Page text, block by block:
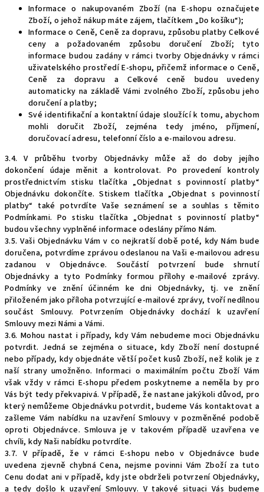
Informace o nakupovaném Zboží (na E-shopu označujete
Zboží, o jehož nákup máte zájem, tlačítkem „Do košíku“);
Informace o Ceně, Ceně za dopravu, způsobu platby Celkové
ceny a požadovaném způsobu doručení Zboží; tyto
informace budou zadány v rámci tvorby Objednávky v rámci
uživatelského prostředí E-shopu, přičemž informace o Ceně,
Ceně za dopravu a Celkové ceně budou uvedeny
automaticky na základě Vámi zvolného Zboží, způsobu jeho
doručení a platby;
Své identifikační a kontaktní údaje sloužící k tomu, abychom
mohli doručit Zboží, zejména tedy jméno, příjmení,
doručovací adresu, telefonní číslo a e-mailovou adresu.
3.4. V průběhu tvorby Objednávky může až do doby jejího
dokončení údaje měnit a kontrolovat. Po provedení kontroly
prostřednictvím stisku tlačítka „Objednat s povinností platby“
Objednávku dokončíte. Stiskem tlačítka „Objednat s povinností
platby“ také potvrdíte Vaše seznámení se a souhlas s těmito
Podmínkami. Po stisku tlačítka „Objednat s povinností platby“
budou všechny vyplněné informace odeslány přímo Nám.
3.5. Vaši Objednávku Vám v co nejkratší době poté, kdy Nám bude
doručena, potvrdíme zprávou odeslanou na Vaši e-mailovou adresu
zadanou v Objednávce. Součástí potvrzení bude shrnutí
Objednávky a tyto Podmínky formou přílohy e-mailové zprávy.
Podmínky ve znění účinném ke dni Objednávky, tj. ve znění
přiloženém jako příloha potvrzující e-mailové zprávy, tvoří nedílnou
součást Smlouvy. Potvrzením Objednávky dochází k uzavření
Smlouvy mezi Námi a Vámi.
3.6. Mohou nastat i případy, kdy Vám nebudeme moci Objednávku
potvrdit. Jedná se zejména o situace, kdy Zboží není dostupné
nebo případy, kdy objednáte větší počet kusů Zboží, než kolik je z
naší strany umožněno. Informaci o maximálním počtu Zboží Vám
však vždy v rámci E-shopu předem poskytneme a neměla by pro
Vás být tedy překvapivá. V případě, že nastane jakýkoli důvod, pro
který nemůžeme Objednávku potvrdit, budeme Vás kontaktovat a
zašleme Vám nabídku na uzavření Smlouvy v pozměněné podobě
oproti Objednávce. Smlouva je v takovém případě uzavřena ve
chvíli, kdy Naši nabídku potvrdíte.
3.7. V případě, že v rámci E-shopu nebo v Objednávce bude
uvedena zjevně chybná Cena, nejsme povinni Vám Zboží za tuto
Cenu dodat ani v případě, kdy jste obdrželi potvrzení Objednávky,
a tedy došlo k uzavření Smlouvy. V takové situaci Vás budeme